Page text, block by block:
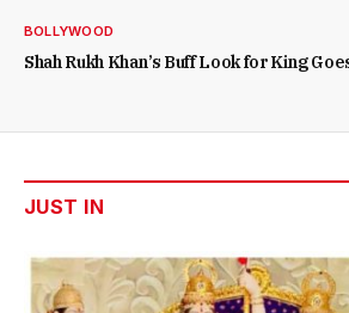
BOLLYWOOD
Shah Rukh Khan’s Buff Look for King
JUST IN